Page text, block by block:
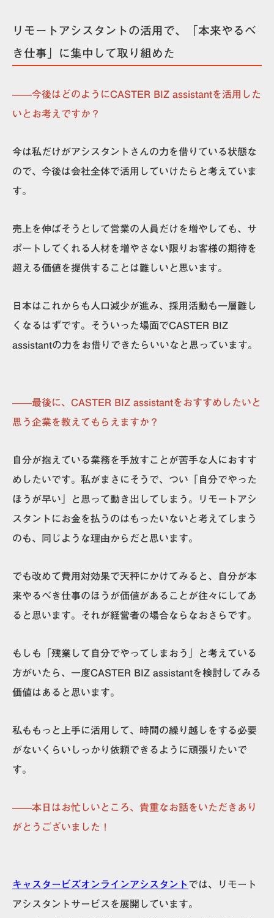
リモートアシスタントの活用で、「本来やるべ
き仕事」に集中して取り組めた
——今後はどのようにCASTER BIZ assistantを活用した
いとお考えですか？
今は私だけがアシスタントさんの力を借りている状態な
ので、今後は会社全体で活用していけたらと考えていま
す。
売上を伸ばそうとして営業の人員だけを増やしても、サ
ポートしてくれる人材を増やさない限りお客様の期待を
超える価値を提供することは難しいと思います。
日本はこれからも人口減少が進み、採用活動も一層難し
くなるはずです。そういった場面でCASTER BIZ
assistantの力をお借りできたらいいなと思っています。
——最後に、CASTER BIZ assistantをおすすめしたいと
思う企業を教えてもらえますか？
自分が抱えている業務を手放すことが苦手な人におすす
めしたいです。私がまさにそうで、つい「自分でやった
ほうが早い」と思って動き出してしまう。リモートアシ
スタントにお金を払うのはもったいないと考えてしまう
のも、同じような理由からだと思います。
でも改めて費用対効果で天秤にかけてみると、自分が本
来やるべき仕事のほうが価値があることが往々にしてあ
ると思います。それが経営者の場合ならなおさらです。
もしも
「残業して自分でやってしまおう」と考えている
方がいたら、一度CASTER BIZ assistantを検討してみる
価値はある と思います。
私ももっと上手に活用して、時間の繰り越しをする必要
がないくらいしっかり依頼できるように頑張りたいで
す。
——本日はお忙しいところ、貴重なお話をいただきあり
がとうございました！
キャスタービズオンラインアシスタント では、リモート
アシスタントサービスを展開しています。